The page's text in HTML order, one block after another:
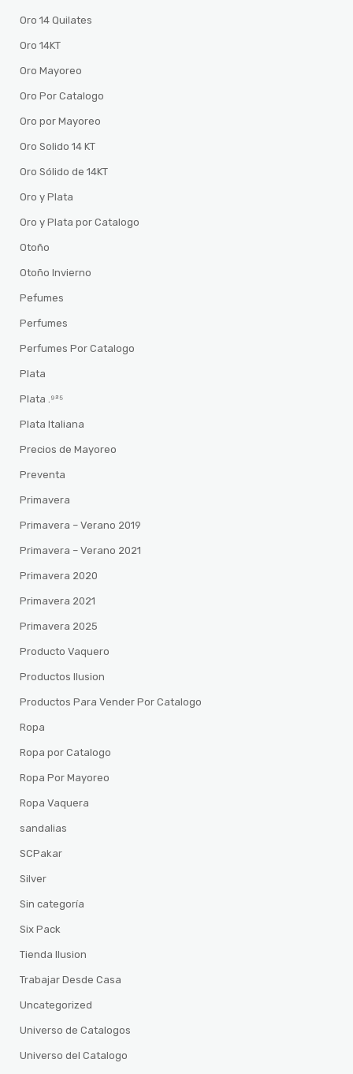
Oro 14 Quilates
Oro 14KT
Oro Mayoreo
Oro Por Catalogo
Oro por Mayoreo
Oro Solido 14 KT
Oro Sólido de 14KT
Oro y Plata
Oro y Plata por Catalogo
Otoño
Otoño Invierno
Pefumes
Perfumes
Perfumes Por Catalogo
Plata
Plata .⁹²⁵
Plata Italiana
Precios de Mayoreo
Preventa
Primavera
Primavera – Verano 2019
Primavera – Verano 2021
Primavera 2020
Primavera 2021
Primavera 2025
Producto Vaquero
Productos Ilusion
Productos Para Vender Por Catalogo
Ropa
Ropa por Catalogo
Ropa Por Mayoreo
Ropa Vaquera
sandalias
SCPakar
Silver
Sin categoría
Six Pack
Tienda Ilusion
Trabajar Desde Casa
Uncategorized
Universo de Catalogos
Universo del Catalogo